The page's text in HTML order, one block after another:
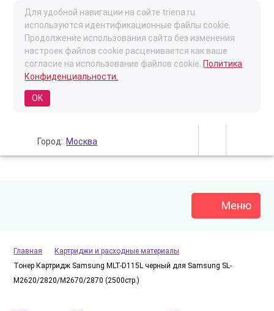
Для удобной навигации на сайте triena.ru
используются идентификационные файлы cookie.
Продолжение использования сайта без изменения
настроек файлов cookie расценивается как ваше
согласие на использование файлов cookie. Политика
Конфиденциальности.
OK
Город: Москва
Меню
Главная
Картриджи и расходные материалы
Тонер Картридж Samsung MLT-D115L черный для Samsung SL-
M2620/2820/M2670/2870 (2500стр.)